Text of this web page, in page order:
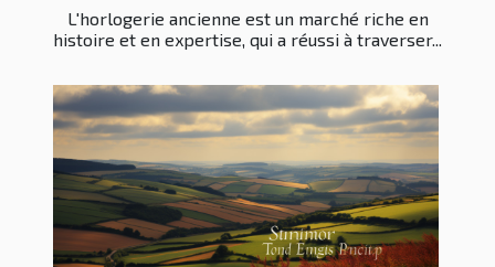
L'horlogerie ancienne est un marché riche en
histoire et en expertise, qui a réussi à traverser...